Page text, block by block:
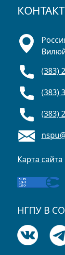
(383)
(383)
(383)
Карта сайта
НГПУ В